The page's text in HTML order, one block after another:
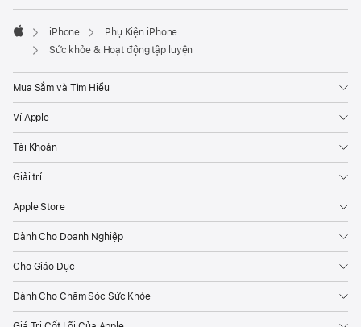
Apple
iPhone
Phụ Kiện iPhone
Sức khỏe & Hoạt động tập luyện
Mua Sắm và Tìm Hiểu
Ví Apple
Tài Khoản
Giải trí
Apple Store
Dành Cho Doanh Nghiệp
Cho Giáo Dục
Dành Cho Chăm Sóc Sức Khỏe